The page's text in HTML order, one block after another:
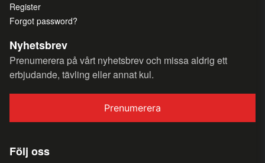
Register
Forgot password?
Nyhetsbrev
Prenumerera på vårt nyhetsbrev och missa aldrig ett
erbjudande, tävling eller annat kul.
Prenumerera
Följ oss